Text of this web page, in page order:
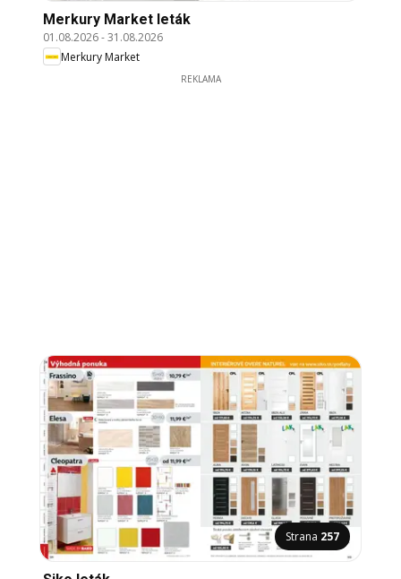
Merkury Market leták
01.08.2026-31.08.2026
Merkury Market
REKLAMA
Strana 257